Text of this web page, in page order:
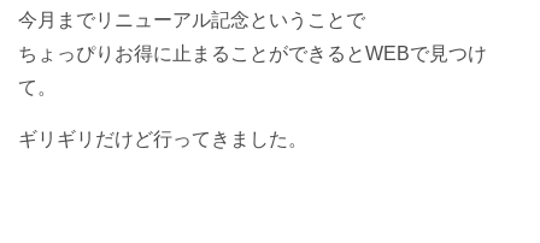
今月までリニューアル記念ということで
ちょっぴりお得に止まることができるとWEBで見つけ
て。
ギリギリだけど行ってきました。